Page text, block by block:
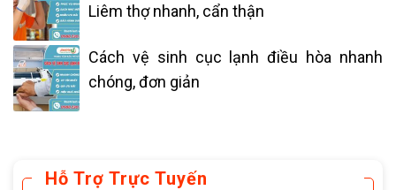
Hỗ Trợ Trực Tuyến
Liêm thợ nhanh, cẩn thận
Cách vệ sinh cục lạnh điều hòa nhanh
chóng, đơn giản